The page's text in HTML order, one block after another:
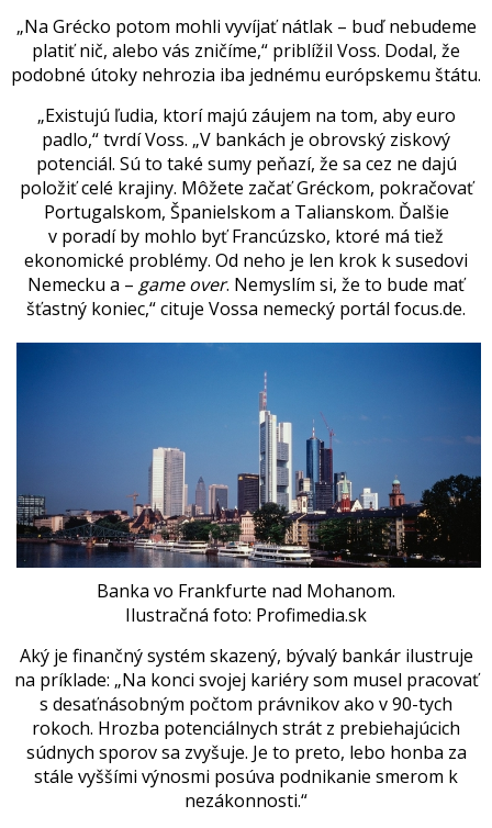
„Na Grécko potom mohli vyvíjať nátlak – buď nebudeme
platiť nič, alebo vás zničíme,“ priblížil Voss. Dodal, že
podobné útoky nehrozia iba jednému európskemu štátu.
„Existujú ľudia, ktorí majú záujem na tom, abyeuro
padlo,“ tvrdí Voss. „V bankách je obrovský ziskový
potenciál. Sú to také sumy peňazí, že sa cez ne dajú
položiť celé krajiny. Môžete začať Gréckom, pokračovať
Portugalskom, Španielskom a Talianskom. Ďalšie
v poradí by mohlo byť Francúzsko, ktoré má tiež
ekonomické problémy. Od neho je len krok k susedovi
Nemecku a – game over. Nemyslím si, že to bude mať
šťastný koniec,“ cituje Vossa nemecký portál focus.de.
Banka vo Frankfurte nad Mohanom.
Ilustračná foto: Profimedia.sk
Aký je finančný systém skazený, bývalý bankár ilustruje
na príklade: „Na konci svojej kariéry som musel pracovať
s desaťnásobným počtom právnikov ako v 90-tych
rokoch. Hrozba potenciálnych strát z prebiehajúcich
súdnych sporov sa zvyšuje. Je to preto, lebo honba za
stále vyššími výnosmi posúva podnikanie smerom k
nezákonnosti.“